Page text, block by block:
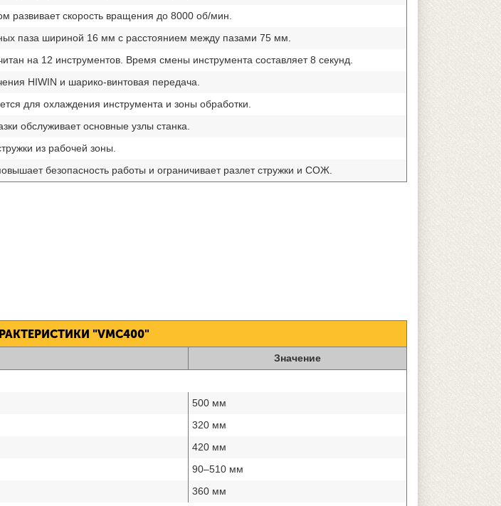
скорость вращения до 8000 об/мин.
паза шириной 16 мм с расстоянием между пазами 75 мм.
на 12 инструментов. Время смены инструмента составляет 8 секунд.
HIWIN и шарико-винтовая передача.
для охлаждения инструмента и зоны обработки.
обслуживает основные узлы станка.
из рабочей зоны.
безопасность работы и ограничивает разлет стружки и СОЖ.
"VMC400"
Значение
500 мм
320 мм
420 мм
90–510 мм
360 мм